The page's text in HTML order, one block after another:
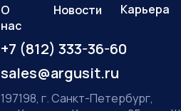
О
нас
+7 (812) 333-36-60
sales@argusit.ru
Новости Карьера
197198, г. Санкт-Петербург,